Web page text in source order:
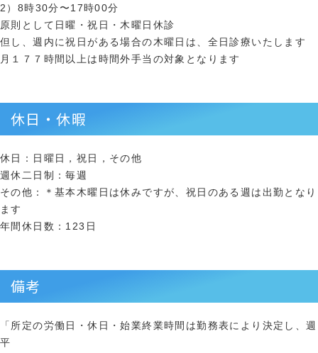
2）8時30分〜17時00分
原則として日曜・祝日・木曜日休診
但し、週内に祝日がある場合の木曜日は、全日診療いたします
月１７７時間以上は時間外手当の対象となります
休日・休暇
休日：日曜日，祝日，その他
週休二日制：毎週
その他：＊基本木曜日は休みですが、祝日のある週は出勤となり
ます
年間休日数：123日
備考
「所定の労働日・休日・始業終業時間は勤務表により決定し、週
平